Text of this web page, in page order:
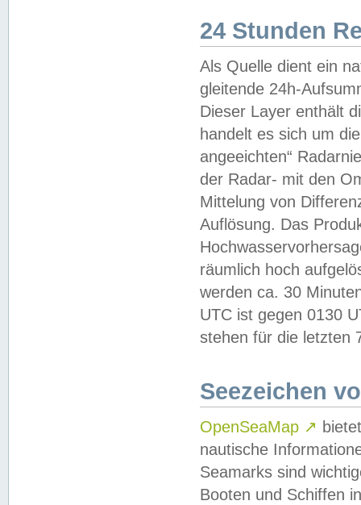
24 Stunden
Als Quelle dient ein
gleitende 24h-
Dieser Layer enthält
handelt es sich um
angeeichten“
der Radar- mit den
Mittelung von
Auflösung. Das
räumlich hoch
werden ca. 30
UTC ist gegen 0130
stehen für die letzten
Seezeichen
OpenSeaMap ↗
nautische
Seamarks sind
Booten und Schiffen